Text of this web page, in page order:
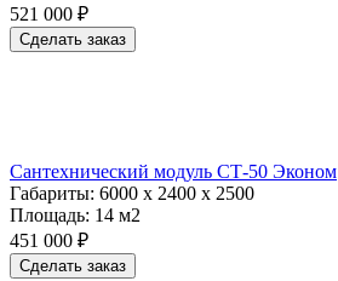
521 000 ₽
Сделать заказ
Сантехнический модуль СТ-50 Эконом
Габариты: 6000 х 2400 х 2500
Площадь: 14 м2
451 000 ₽
Сделать заказ